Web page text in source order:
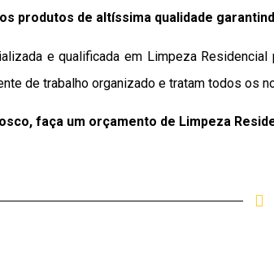
produtos de altíssima qualidade
e qualificada em Limpeza
de trabalho organizado e tratam todos
faça um orçamento de Limpeza